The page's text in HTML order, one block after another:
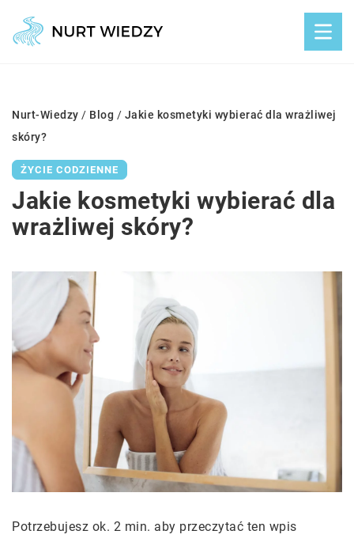
Nurt-Wiedzy / Blog / Jakie kosmetyki wybierać dla wrażliwej
skóry?
ŻYCIE CODZIENNE
Jakie kosmetyki wybierać dla
wrażliwej skóry?
Potrzebujesz ok. 2 min. aby przeczytać ten wpis